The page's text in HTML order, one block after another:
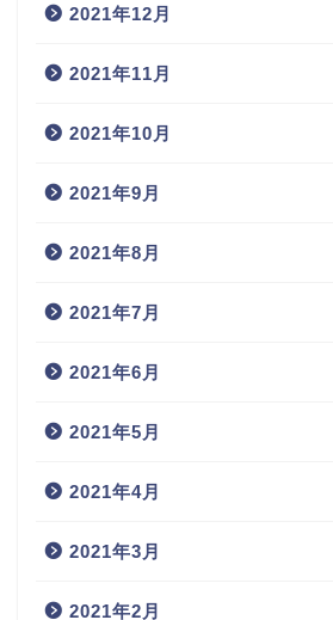
2021年12月
2021年11月
2021年10月
2021年9月
2021年8月
2021年7月
2021年6月
2021年5月
2021年4月
2021年3月
2021年2月